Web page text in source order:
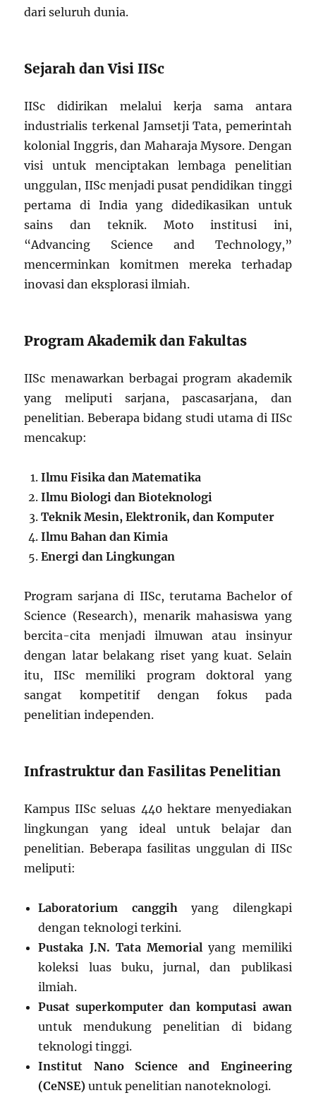
dari seluruh dunia.
Sejarah dan Visi IISc
IISc didirikan melalui kerja sama antara
industrialis terkenal Jamsetji Tata, pemerintah
kolonial Inggris, dan Maharaja Mysore. Dengan
visi untuk menciptakan lembaga penelitian
unggulan, IISc menjadi pusat pendidikan tinggi
pertama di India yang didedikasikan untuk
sains dan teknik. Moto institusi ini,
“Advancing Science and Technology,”
mencerminkan komitmen mereka terhadap
inovasi dan eksplorasi ilmiah.
Program Akademik dan Fakultas
IISc menawarkan berbagai program akademik
yang meliputi sarjana, pascasarjana, dan
penelitian. Beberapa bidang studi utama di IISc
mencakup:
Ilmu Fisika dan Matematika
Ilmu Biologi dan Bioteknologi
Teknik Mesin, Elektronik, dan Komputer
Ilmu Bahan dan Kimia
Energi dan Lingkungan
Program sarjana di IISc, terutama Bachelor of
Science (Research), menarik mahasiswa yang
bercita-cita menjadi ilmuwan atau insinyur
dengan latar belakang riset yang kuat. Selain
itu, IISc memiliki program doktoral yang
sangat kompetitif dengan fokus pada
penelitian independen.
Infrastruktur dan Fasilitas Penelitian
Kampus IISc seluas 440 hektare menyediakan
lingkungan yang ideal untuk belajar dan
penelitian. Beberapa fasilitas unggulan di IISc
meliputi:
Laboratorium canggih yang dilengkapi
dengan teknologi terkini.
Pustaka J.N. Tata Memorial yang memiliki
koleksi luas buku, jurnal, dan publikasi
ilmiah.
Pusat superkomputer dan komputasi awan
untuk mendukung penelitian di bidang
teknologi tinggi.
Institut Nano Science and Engineering
(CeNSE) untuk penelitian nanoteknologi.